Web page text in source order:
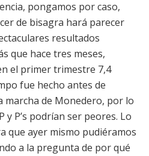
pongamos por caso,
de bisagra hará parecer
resultados
que hace tres meses,
el primer trimestre 7,4
fue hecho antes de
marcha de Monedero, por lo
y P’s podrían ser peores. Lo
que ayer mismo pudiéramos
a la pregunta de por qué